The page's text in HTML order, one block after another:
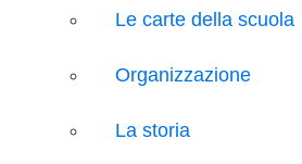
Le carte della scuola
Organizzazione
La storia